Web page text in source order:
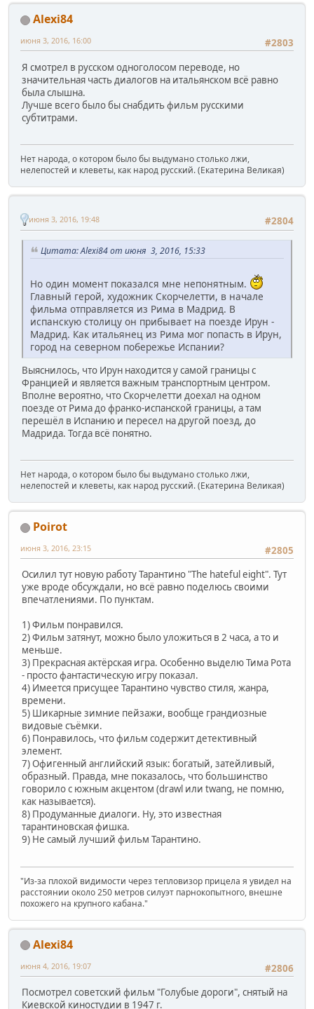
Alexi84
#2803
июня 3, 2016, 16:00
Я смотрел в русском одноголосом переводе, но
значительная часть диалогов на итальянском всё равно
была слышна.
Лучше всего было бы снабдить фильм русскими
субтитрами.
Нет народа, о котором было бы выдумано столько лжи,
нелепостей и клеветы, как народ русский. (Екатерина Великая)
#2804
июня 3, 2016, 19:48
Цитата: Alexi84 от июня 3, 2016, 15:33
Но один момент показался мне непонятным.
Главный герой, художник Скорчелетти, в начале
фильма отправляется из Рима в Мадрид. В
испанскую столицу он прибывает на поезде Ирун -
Мадрид. Как итальянец из Рима мог попасть в Ирун,
город на северном побережье Испании?
Выяснилось, что Ирун находится у самой границы с
Францией и является важным транспортным центром.
Вполне вероятно, что Скорчелетти доехал на одном
поезде от Рима до франко-испанской границы, а там
перешёл в Испанию и пересел на другой поезд, до
Мадрида. Тогда всё понятно.
Нет народа, о котором было бы выдумано столько лжи,
нелепостей и клеветы, как народ русский. (Екатерина Великая)
Poirot
#2805
июня 3, 2016, 23:15
Осилил тут новую работу Тарантино "The hateful eight". Тут
уже вроде обсуждали, но всё равно поделюсь своими
впечатлениями. По пунктам.
1) Фильм понравился.
2) Фильм затянут, можно было уложиться в 2 часа, а то и
меньше.
3) Прекрасная актёрская игра. Особенно выделю Тима Рота
- просто фантастическую игру показал.
4) Имеется присущее Тарантино чувство стиля, жанра,
времени.
5) Шикарные зимние пейзажи, вообще грандиозные
видовые съёмки.
6) Понравилось, что фильм содержит детективный
элемент.
7) Офигенный английский язык: богатый, затейливый,
образный. Правда, мне показалось, что большинство
говорило с южным акцентом (drawl или twang, не помню,
как называется).
8) Продуманные диалоги. Ну, это известная
тарантиновская фишка.
9) Не самый лучший фильм Тарантино.
"Из-за плохой видимости через тепловизор прицела я увидел на
расстоянии около 250 метров силуэт парнокопытного, внешне
похожего на крупного кабана."
Alexi84
#2806
июня 4, 2016, 19:07
Посмотрел советский фильм "Голубые дороги", снятый на
Киевской киностудии в 1947 г.